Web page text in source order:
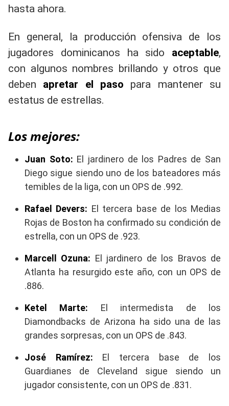
hasta ahora.
En general, la producción ofensiva de los
jugadores dominicanos ha sido aceptable,
con algunos nombres brillando y otros que
deben apretar el paso para mantener su
estatus de estrellas.
Los mejores:
Juan Soto: El jardinero de los Padres de San
Diego sigue siendo uno de los bateadores más
temibles de la liga, con un OPS de .992.
Rafael Devers: El tercera base de los Medias
Rojas de Boston ha confirmado su condición de
estrella, con un OPS de .923.
Marcell Ozuna: El jardinero de los Bravos de
Atlanta ha resurgido este año, con un OPS de
.886.
Ketel Marte: El intermedista de los
Diamondbacks de Arizona ha sido una de las
grandes sorpresas, con un OPS de .843.
José Ramírez: El tercera base de los
Guardianes de Cleveland sigue siendo un
jugador consistente, con un OPS de .831.